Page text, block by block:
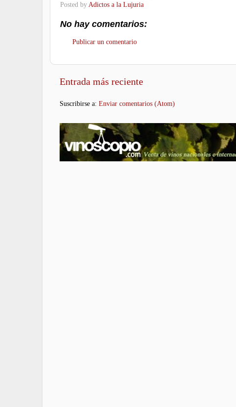
Posted byAdictos a la Lujuria
No hay comentarios:
Publicar un comentario
Entrada más reciente
Suscribirse a: Enviar comentarios (Atom)